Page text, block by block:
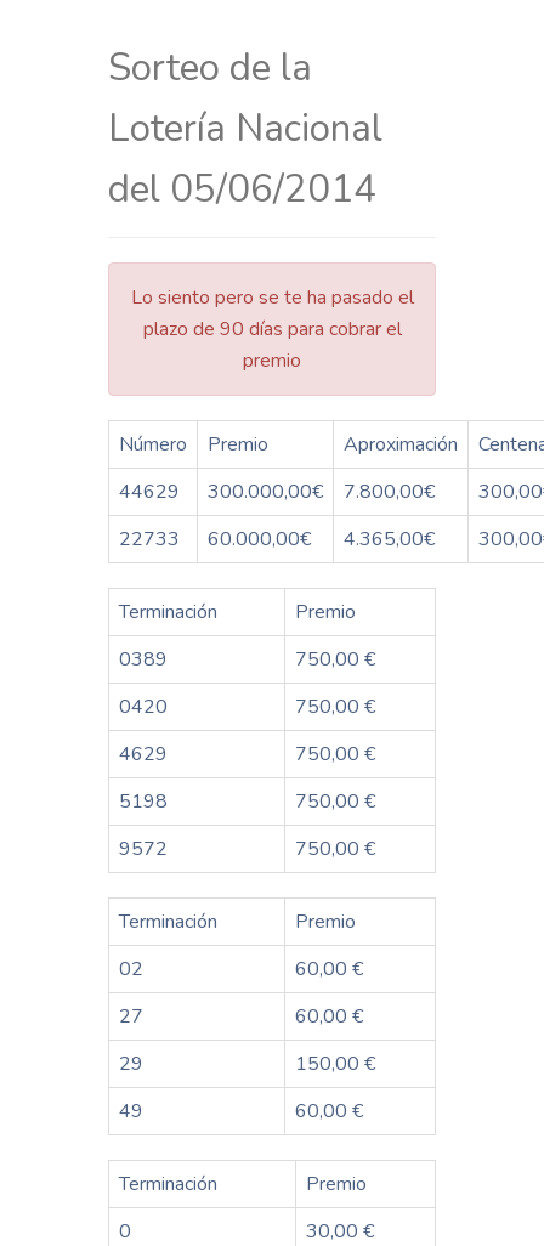
Sorteo de la
Lotería Nacional
del 05/06/2014
Lo siento pero se te ha pasado el
plazo de 90 días para cobrar el
premio
Número Premio Aproximación
44629
300.000,00€ 7.800,00€
22733
60.000,00€ 4.365,00€
Terminación
Premio
0389
750,00 €
0420
750,00 €
4629
750,00 €
5198
750,00 €
9572
750,00 €
Terminación
Premio
02
60,00 €
27
60,00 €
29
150,00 €
49
60,00 €
Terminación
Premio
0
30,00 €